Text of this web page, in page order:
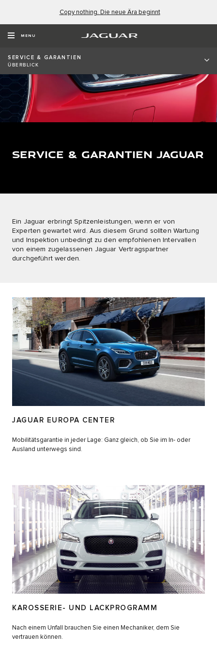
Copy nothing. Die neue Ära beginnt
MENU
SERVICE & GARANTIEN
ÜBERBLICK
SERVICE & GARANTIEN JAGUAR
Ein Jaguar erbringt Spitzenleistungen, wenn er von
Experten gewartet wird. Aus diesem Grund sollten Wartung
und Inspektion unbedingt zu den empfohlenen Intervallen
von einem zugelassenen Jaguar Vertragspartner
durchgeführt werden.
JAGUAR EUROPA CENTER
Mobilitätsgarantie in jeder Lage: Ganz gleich, ob Sie im In- oder
Ausland unterwegs sind.
KAROSSERIE- UND LACKPROGRAMM
Nach einem Unfall brauchen Sie einen Mechaniker, dem Sie
vertrauen können.